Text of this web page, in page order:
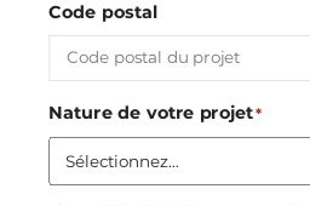
Code postal
Nature de votre projet*